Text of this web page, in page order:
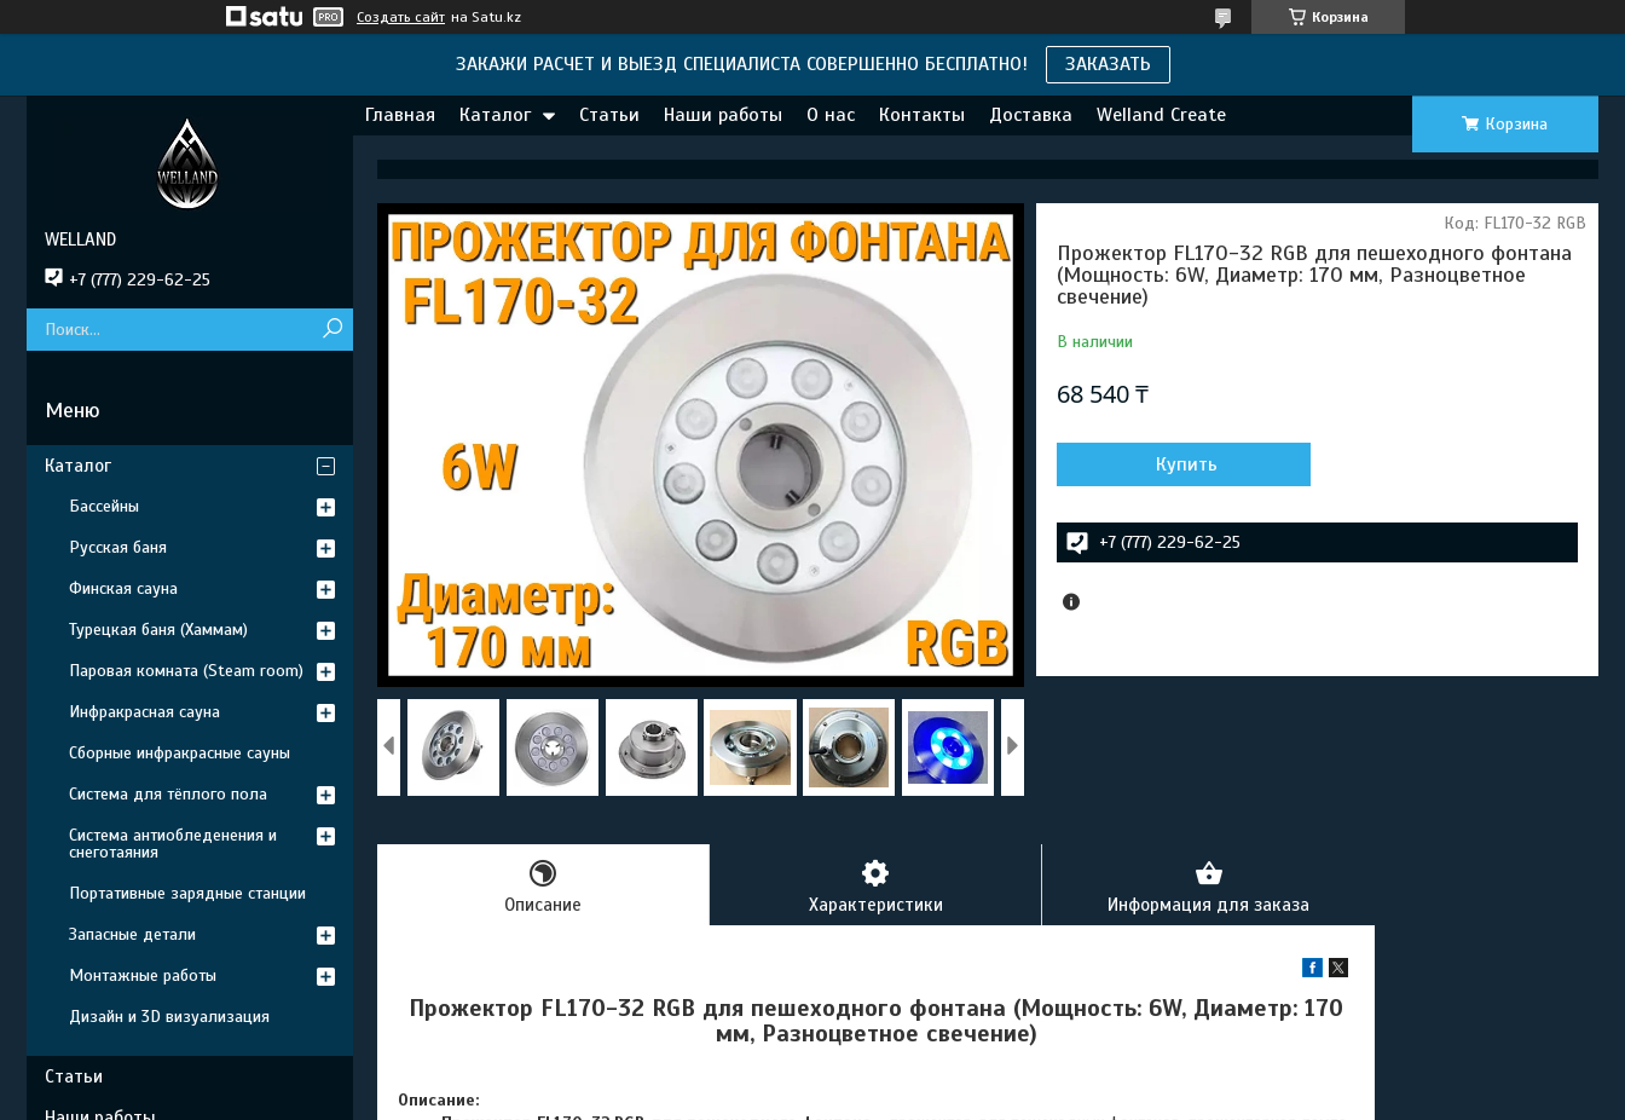
Создать сайт на Satu.kz Корзина
ЗАКАЖИ РАСЧЕТ И ВЫЕЗД СПЕЦИАЛИСТА СОВЕРШЕННО БЕСПЛАТНО! ЗАКАЗАТЬ
Главная Каталог Статьи Наши работы О нас Контакты Доставка Welland Create Корзина
Прожектор FL170-32 RGB для пешеходного фонтана
(Мощность: 6W, Диаметр: 170 мм, Разноцветное
свечение)
В наличии
Код: FL170-32 RGB
68 540 ₸
Купить
+7 (777) 229-62-25
Описание Характеристики Информация для заказа
Прожектор FL170-32 RGB для пешеходного фонтана (Мощность: 6W, Диаметр: 170
мм, Разноцветное свечение)
Описание:
WELLAND
+7 (777) 229-62-25
Каталог
Бассейны
Русская баня
Финская сауна
Турецкая баня (Хаммам)
Паровая комната (Steam room)
Инфракрасная сауна
Сборные инфракрасные сауны
Система для тёплого пола
Система антиобледенения и
снеготаяния
Портативные зарядные станции
Запасные детали
Монтажные работы
Дизайн и 3D визуализация
Статьи